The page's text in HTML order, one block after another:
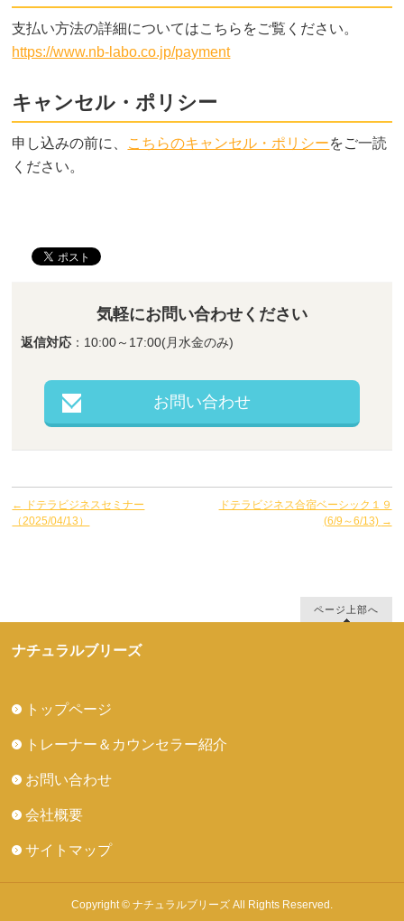
支払い方法の詳細についてはこちらをご覧ください。
https://www.nb-labo.co.jp/payment
キャンセル・ポリシー
申し込みの前に、 こちらのキャンセル・ポリシーをご一読
ください。
気軽にお問い合わせください
返信対応 ：10:00～17:00(月水金のみ)
お問い合わせ
←
ドテラビジネスセミナー
（2025/04/13）
ドテラビジネス合宿ベーシック１９
(6/9～6/13) →
ページ上部へ
ナチュラルブリーズ
トップページ
トレーナー＆カウンセラー紹介
お問い合わせ
会社概要
サイトマップ
Copyright © ナチュラルブリーズ All Rights Reserved.